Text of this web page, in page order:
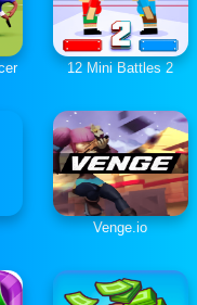
12 Mini Battles 2
Venge.io